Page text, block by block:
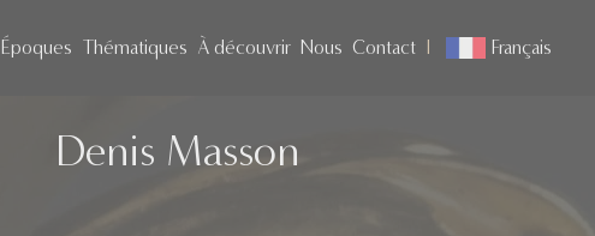
Époques Thématiques À découvrir Nous Contact Français
Denis Masson